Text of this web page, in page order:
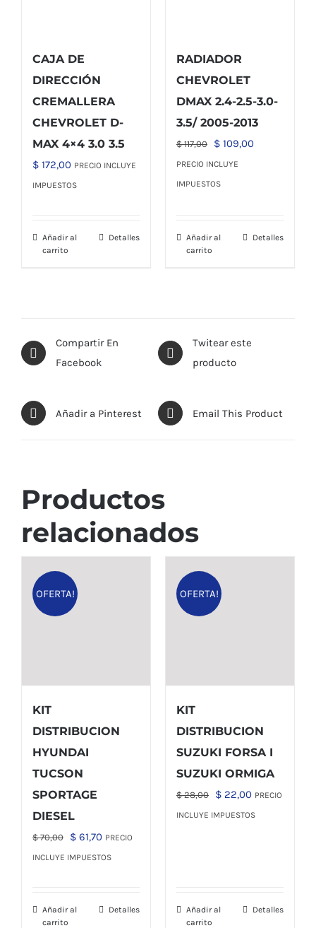
CAJA DE
DIRECCIÓN
CREMALLERA
CHEVROLET D-
MAX 4×4 3.0 3.5
$ 172,00 PRECIO INCLUYE
IMPUESTOS
Añadir al
carrito
Detalles
RADIADOR
CHEVROLET
DMAX 2.4-2.5-3.0-
3.5/ 2005-2013
$117,00
El
precio
original
$ 109,00El
PRECIO INCLUYE
IMPUESTOS
Añadir al
carrito
Detalles
Compartir En
Facebook
Twitear este
producto
Añadir a Pinterest Email This Product
Productos
relacionados
OFERTA!
KIT
DISTRIBUCION
HYUNDAI
TUCSON
SPORTAGE
DIESEL
$70,00
El
precio
$ 70,00.
$ 61,70El
precio
$ 61,70.
PRECIO
INCLUYE IMPUESTOS
Añadir al
carrito
Detalles
OFERTA!
KIT
DISTRIBUCION
SUZUKI FORSA I
SUZUKI ORMIGA
$28,00
El
precio
$ 22,00El
precio
PRECIO
INCLUYE IMPUESTOS
Añadir al
carrito
Detalles